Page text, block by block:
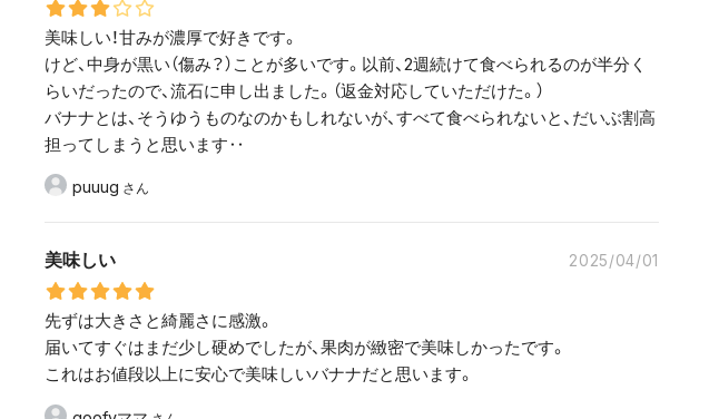
美味しい！甘みが濃厚で好きです。
けど、中身が黒い（傷み？）ことが多いです。以前、2週続けて食べられるのが半分く
らいだったので、流石に申し出ました。（返金対応していただけた。）
バナナとは、そうゆうものなのかもしれないが、すべて食べられないと、だいぶ割高
担ってしまうと思います‥
puuug
美味しい 2025/04/01
先ずは大きさと綺麗さに感激。
届いてすぐはまだ少し硬めでしたが、果肉が緻密で美味しかったです。
これはお値段以上に安心で美味しいバナナだと思います。